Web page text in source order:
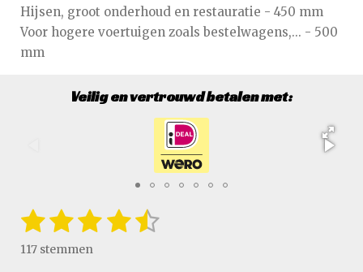
Hijsen, groot onderhoud en restauratie - 450 mm
Voor hogere voertuigen zoals bestelwagens,... - 500
mm
Veilig en vertrouwd betalen met:
R
a
t
1
s
2
s
3
s
4 5
S
117 stemmen